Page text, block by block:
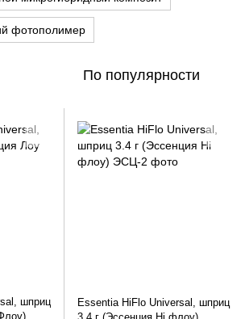
фотополимер
По популярности
шприц
Essentia HiFlo Universal, шприц